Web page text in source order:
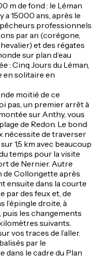
m de fond : le Léman
a 15000 ans, après le
pêcheurs professionnels
par an (corégone,
et des régates
sur plan d’eau
: Cinq Jours du Léman,
en solitaire en
moitié de ce
pas, un premier arrêt à
sur Anthy, vous
de Redon. Le bond
nécessite de traverser
1,5 km avec beaucoup
temps pour la visite
de Nernier. Autre
de Collongette après
ensuite dans la courte
par des feux et, de
l’épingle droite, à
puis les changements
suivants.
vos traces de l’aller.
par le
dans le cadre du Plan